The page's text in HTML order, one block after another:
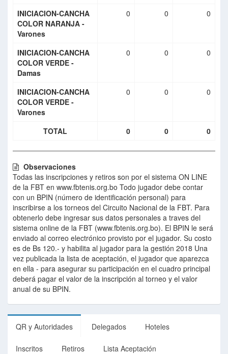
INICIACION-CANCHA
COLOR NARANJA -
Varones
0 0 0
INICIACION-CANCHA
COLOR VERDE -
Damas
0 0 0
INICIACION-CANCHA
COLOR VERDE -
Varones
0 0 0
TOTAL 0 0 0
Observaciones
Todas las inscripciones y retiros son por el sistema ON LINE
de la FBT en www.fbtenis.org.bo Todo jugador debe contar
con un BPIN (número de identificación personal) para
inscribirse a los torneos del Circuito Nacional de la FBT. Para
obtenerlo debe ingresar sus datos personales a traves del
sistema online de la FBT (www.fbtenis.org.bo). El BPIN le será
enviado al correo electrónico provisto por el jugador. Su costo
es de Bs 120.- y habilita al jugador para la gestión 2018 Una
vez publicada la lista de aceptación, el jugador que aparezca
en ella - para asegurar su participación en el cuadro principal
deberá pagar el valor de la inscripción al torneo y el valor
anual de su BPIN.
QR y Autoridades Delegados Hoteles
Inscritos Retiros Lista Aceptación